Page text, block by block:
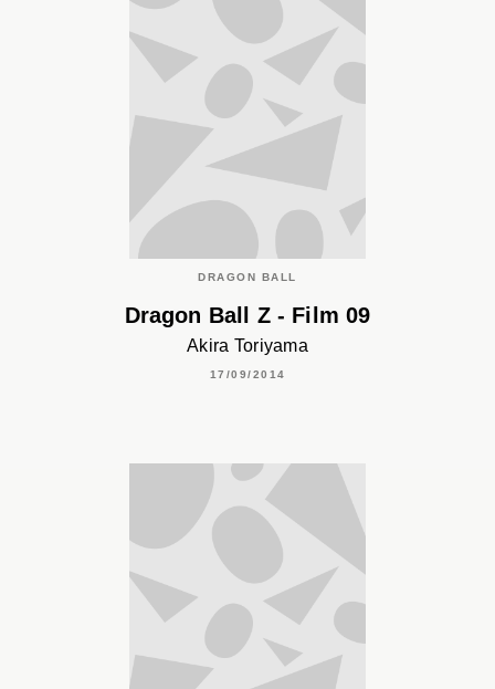
DRAGON BALL
Dragon Ball Z - Film 09
Akira Toriyama
17/09/2014